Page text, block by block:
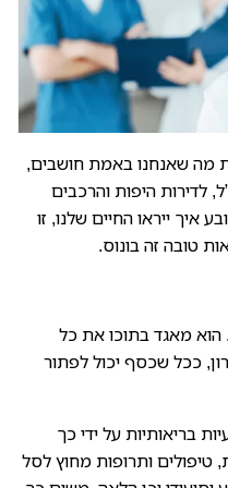
מה שאנחנו באמת חושבים,
לדירות היפות והרכבים
ייראו החיים שלנו, זו
טובה זה בונוס.
הוא מאגד בתוכו את כל
ככל שכסף יכול לפתור
בריאותיות על ידי כך
טיפולים ותרופות מחוץ לסל